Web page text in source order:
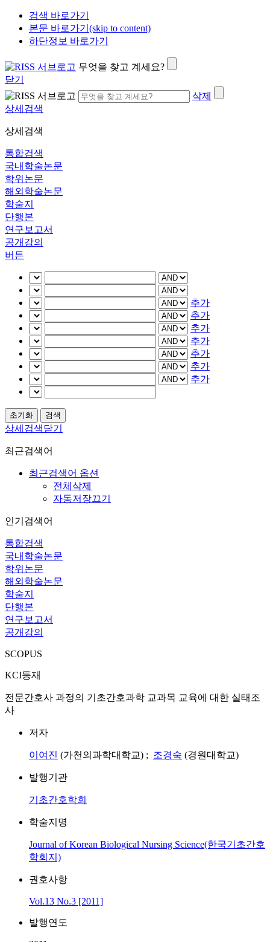
검색 바로가기
본문 바로가기(skip to content)
하단정보 바로가기
무엇을 찾고 계세요?
닫기
삭제
상세검색
상세검색
통합검색
국내학술논문
학위논문
해외학술논문
학술지
단행본
연구보고서
공개강의
버튼
추가
추가
추가
추가
추가
추가
추가
상세검색닫기
최근검색어
최근검색어 옵션
전체삭제
자동저장끄기
인기검색어
통합검색
국내학술논문
학위논문
해외학술논문
학술지
단행본
연구보고서
공개강의
SCOPUS
KCI등재
전문간호사 과정의 기초간호과학 교과목 교육에 대한 실태조
사
저자
이여진 (가천의과학대학교) ; 조경숙 (경원대학교)
발행기관
기초간호학회
학술지명
Journal of Korean Biological Nursing Science(한국기초간호
학회지)
권호사항
Vol.13 No.3 [2011]
발행연도